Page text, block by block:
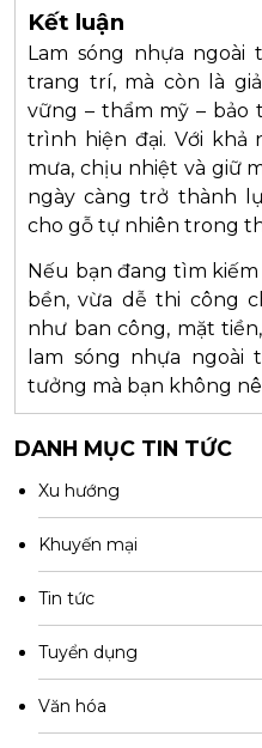
Kết luận
Lam sóng nhựa
trang trí, mà còn là
vững – thẩm mỹ – bảo
trình hiện đại. Với khả
mưa, chịu nhiệt và giữ
ngày càng trở thành
cho gỗ tự nhiên trong
Nếu bạn đang tìm
bền, vừa dễ thi công
như ban công, mặt
lam sóng nhựa
tưởng mà bạn không
DANH MỤC TIN TỨC
Xu hướng
Khuyến mại
Tin tức
Tuyển dụng
Văn hóa